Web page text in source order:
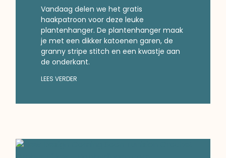
Vandaag delen we het gratis
haakpatroon voor deze leuke
plantenhanger. De plantenhanger maak
je met een dikker katoenen garen, de
granny stripe stitch en een kwastje aan
de onderkant.
LEES VERDER